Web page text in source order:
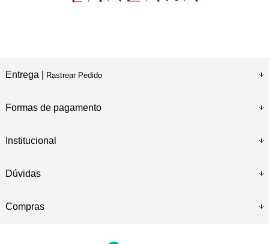
Entrega | Rastrear Pedido
Formas de pagamento
Institucional
Dúvidas
Compras